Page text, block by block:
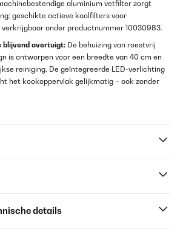
aluminium vetfilter zorgt
geschikte actieve koolfilters voor
onder productnummer 10030983.
blijvend overtuigt: De behuizing van roestvrij
is ontworpen voor een breedte van 40 cm en
reiniging. De geïntegreerde LED-verlichting
het kookoppervlak gelijkmatig – ook zonder
details